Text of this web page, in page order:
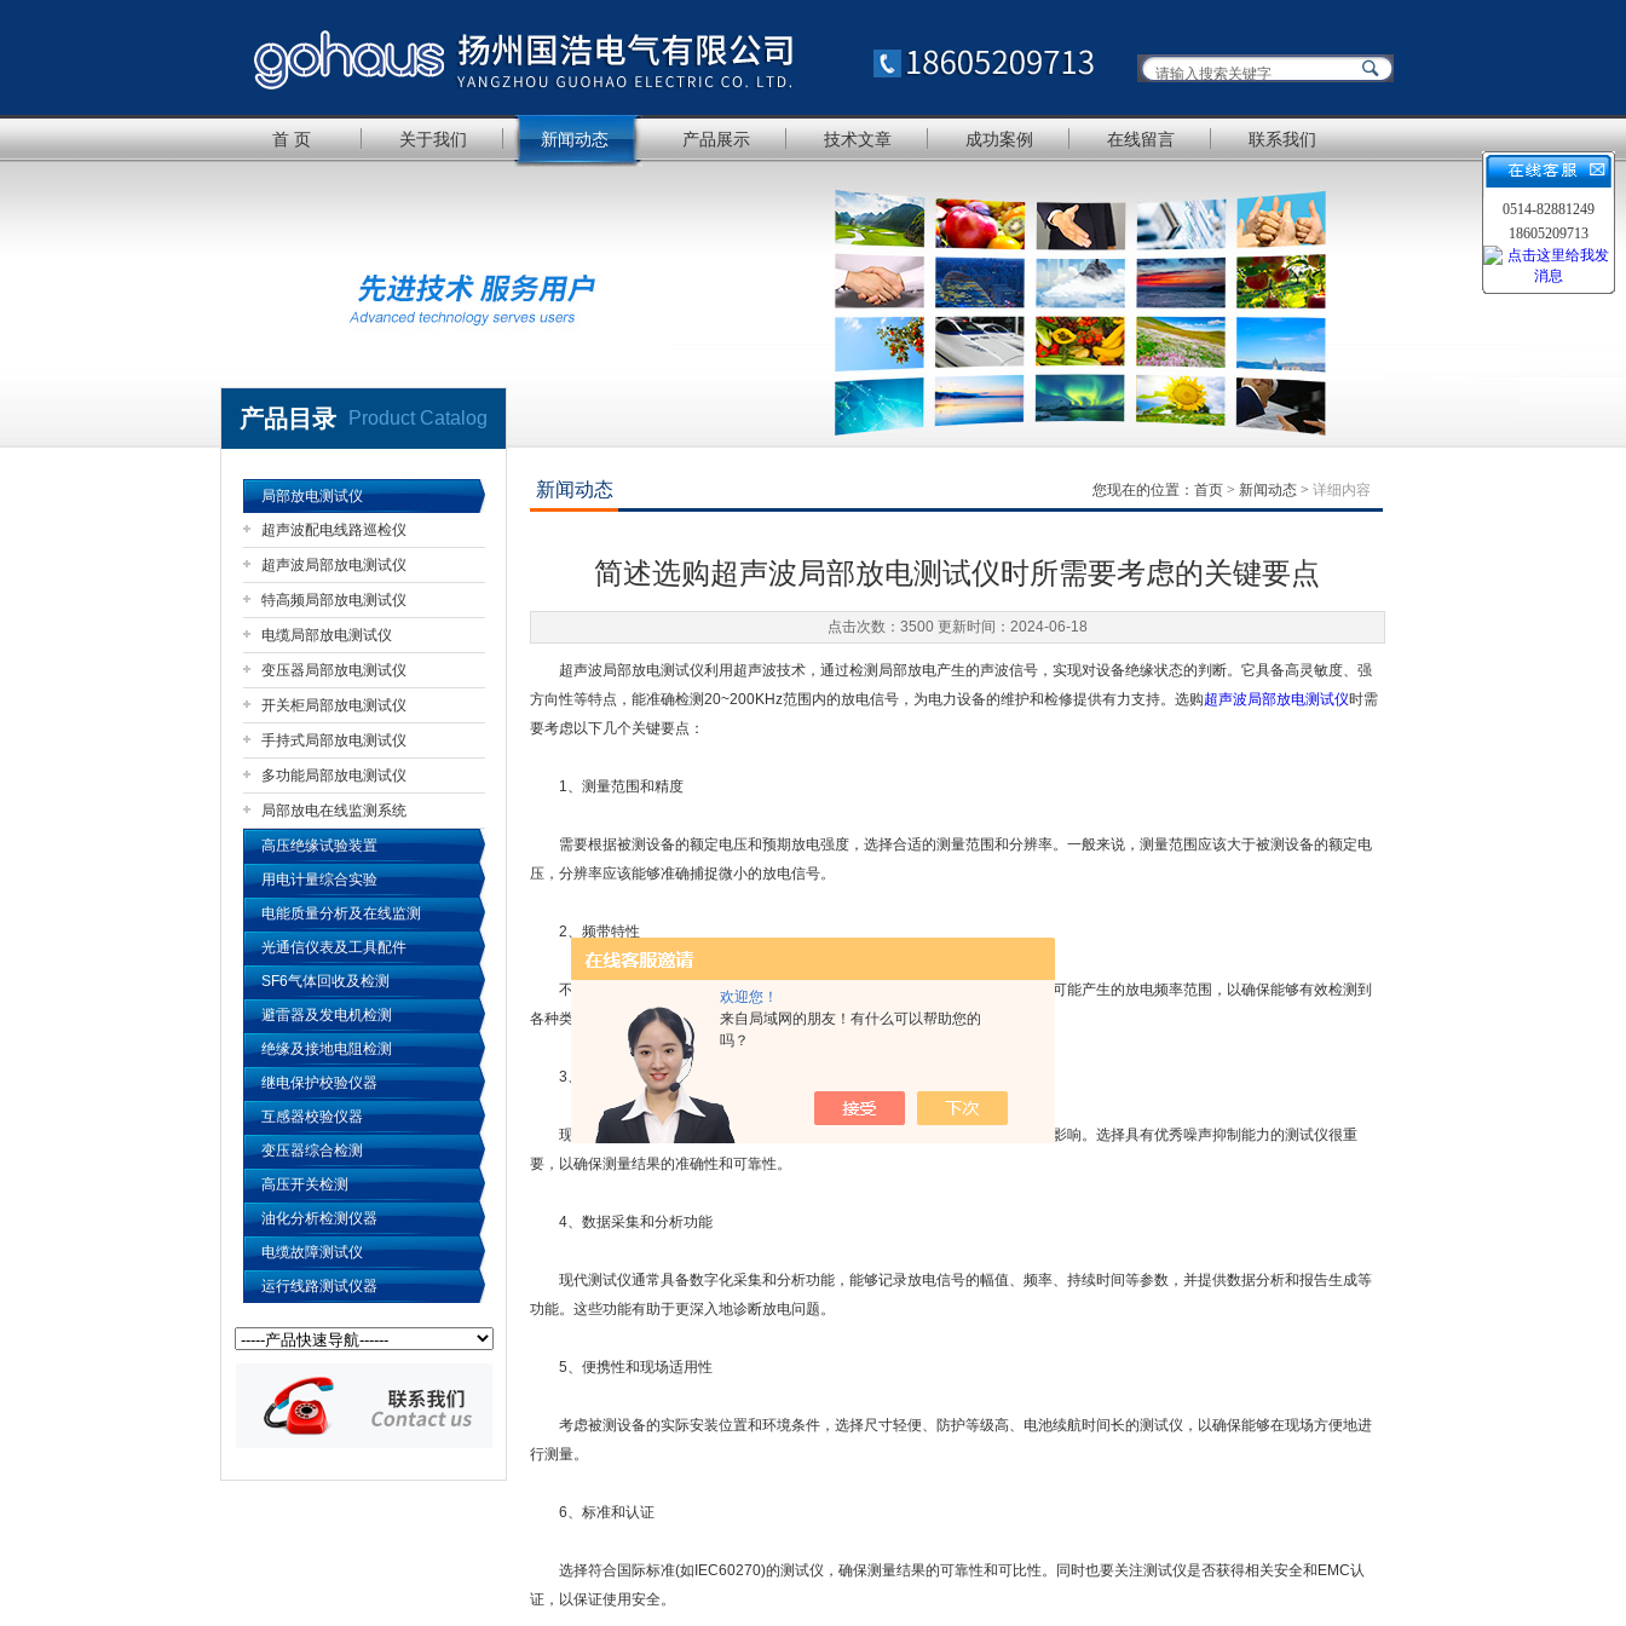
欢迎您！
来自局域网的朋友！有什么可以帮助您的
吗？
扬州国浩电气有限公司
首 页 关于我们 新闻动态 产品展示 技术文章 成功案例 在线留言 联系我们
产品目录 Product Catalog
局部放电测试仪
超声波配电线路巡检仪
超声波局部放电测试仪
特高频局部放电测试仪
电缆局部放电测试仪
变压器局部放电测试仪
开关柜局部放电测试仪
手持式局部放电测试仪
多功能局部放电测试仪
局部放电在线监测系统
高压绝缘试验装置
用电计量综合实验
电能质量分析及在线监测
光通信仪表及工具配件
SF6气体回收及检测
避雷器及发电机检测
绝缘及接地电阻检测
继电保护校验仪器
互感器校验仪器
变压器综合检测
高压开关检测
油化分析检测仪器
电缆故障测试仪
运行线路测试仪器
新闻动态 您现在的位置： 首页 > 新闻动态 > 详细内容
简述选购超声波局部放电测试仪时所需要考虑的关键要点
点击次数：3500 更新时间：2024-06-18
超声波局部放电测试仪利用超声波技术，通过检测局部放电产生的声波信号，实现对设备绝缘状态的判断。它具备高灵敏度、强
方向性等特点，能准确检测20~200KHz范围内的放电信号，为电力设备的维护和检修提供有力支持。选购超声波局部放电测试仪时需
要考虑以下几个关键要点：
1、测量范围和精度
需要根据被测设备的额定电压和预期放电强度，选择合适的测量范围和分辨率。一般来说，测量范围应该大于被测设备的额定电
压，分辨率应该能够准确捕捉微小的放电信号。
2、频带特性
不同类型的放电会产生不同频率范围的信号。选择的测试仪应能覆盖被测设备可能产生的放电频率范围，以确保能够有效检测到
各种类型的放电。
3、噪声抑制能力
现场环境中存在各种干扰信号，如电磁干扰、机械噪声等，会对测量结果产生影响。选择具有优秀噪声抑制能力的测试仪很重
要，以确保测量结果的准确性和可靠性。
4、数据采集和分析功能
现代测试仪通常具备数字化采集和分析功能，能够记录放电信号的幅值、频率、持续时间等参数，并提供数据分析和报告生成等
功能。这些功能有助于更深入地诊断放电问题。
5、便携性和现场适用性
考虑被测设备的实际安装位置和环境条件，选择尺寸轻便、防护等级高、电池续航时间长的测试仪，以确保能够在现场方便地进
行测量。
6、标准和认证
选择符合国际标准(如IEC60270)的测试仪，确保测量结果的可靠性和可比性。同时也要关注测试仪是否获得相关安全和EMC认
证，以保证使用安全。
0514-82881249
18605209713